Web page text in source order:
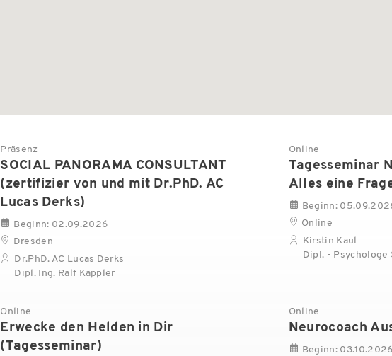
Präsenz
SOCIAL PANORAMA CONSULTANT
(zertifizier von und mit Dr.PhD. AC
Lucas Derks)
Beginn: 02.09.2026
Dresden
Dr.PhD. AC Lucas Derks
Dipl. Ing. Ralf Käppler
Online
Tagesseminar
Alles eine
Beginn:
Online
Kirstin Kaul
Dipl. - Psychologe
Online
Erwecke den Helden in Dir
(Tagesseminar)
Online
Neurocoach
Beginn: 03.10.2026